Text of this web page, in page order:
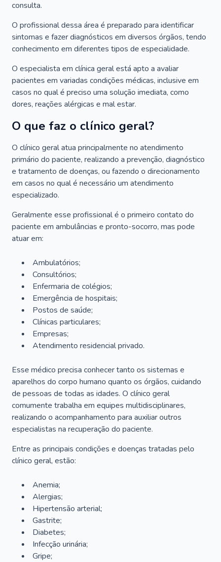
consulta.
O profissional dessa área é preparado para identificar
sintomas e fazer diagnósticos em diversos órgãos, tendo
conhecimento em diferentes tipos de especialidade.
O especialista em clínica geral está apto a avaliar
pacientes em variadas condições médicas, inclusive em
casos no qual é preciso uma solução imediata, como
dores, reações alérgicas e mal estar.
O que faz o clínico geral?
O clínico geral atua principalmente no atendimento
primário do paciente, realizando a prevenção, diagnóstico
e tratamento de doenças, ou fazendo o direcionamento
em casos no qual é necessário um atendimento
especializado.
Geralmente esse profissional é o primeiro contato do
paciente em ambulâncias e pronto-socorro, mas pode
atuar em:
Ambulatórios;
Consultórios;
Enfermaria de colégios;
Emergência de hospitais;
Postos de saúde;
Clínicas particulares;
Empresas;
Atendimento residencial privado.
Esse médico precisa conhecer tanto os sistemas e
aparelhos do corpo humano quanto os órgãos, cuidando
de pessoas de todas as idades. O clínico geral
comumente trabalha em equipes multidisciplinares,
realizando o acompanhamento para auxiliar outros
especialistas na recuperação do paciente.
Entre as principais condições e doenças tratadas pelo
clínico geral, estão:
Anemia;
Alergias;
Hipertensão arterial;
Gastrite;
Diabetes;
Infecção urinária;
Gripe;